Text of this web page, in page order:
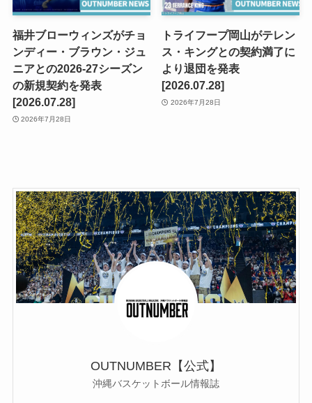
福井ブローウィンズがチョ
ンディー・ブラウン・ジュ
ニアとの2026-27シーズン
の新規契約を発表
[2026.07.28]
2026年7月28日
トライフープ岡山がテレン
ス・キングとの契約満了に
より退団を発表
[2026.07.28]
2026年7月28日
OUTNUMBER【公式】
沖縄バスケットボール情報誌